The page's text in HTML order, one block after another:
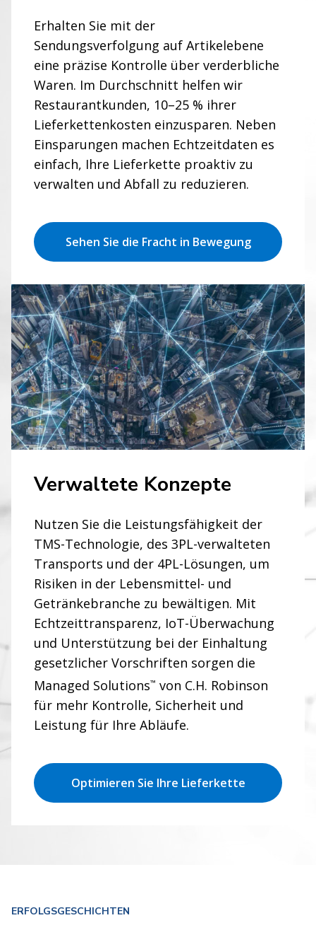
WIR GEHEN JEDEN WEG
Innovative
Lebensmittel- und
Getränkelösungen für
sich entwickelnde
Märkte
Erhalten Sie mit der
Sendungsverfolgung auf Artikelebene
eine präzise Kontrolle über verderbliche
Waren. Im Durchschnitt helfen wir
Restaurantkunden, 10–25 % ihrer
Lieferkettenkosten einzusparen. Neben
Einsparungen machen Echtzeitdaten es
einfach, Ihre Lieferkette proaktiv zu
verwalten und Abfall zu reduzieren.
Sehen Sie die Fracht in Bewegung
Verwaltete Konzepte
Nutzen Sie die Leistungsfähigkeit der
TMS-Technologie, des 3PL-verwalteten
Transports und der 4PL-Lösungen, um
Risiken in der Lebensmittel- und
Getränkebranche zu bewältigen. Mit
Echtzeittransparenz, IoT-Überwachung
und Unterstützung bei der Einhaltung
gesetzlicher Vorschriften sorgen die
Managed Solutions™ von C.H. Robinson
für mehr Kontrolle, Sicherheit und
Leistung für Ihre Abläufe.
Optimieren Sie Ihre Lieferkette
ERFOLGSGESCHICHTEN